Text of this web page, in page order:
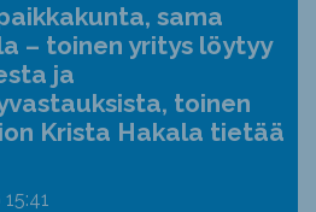
sama
– toinen yritys löytyy
ja
toinen
Krista Hakala tietää
15:41